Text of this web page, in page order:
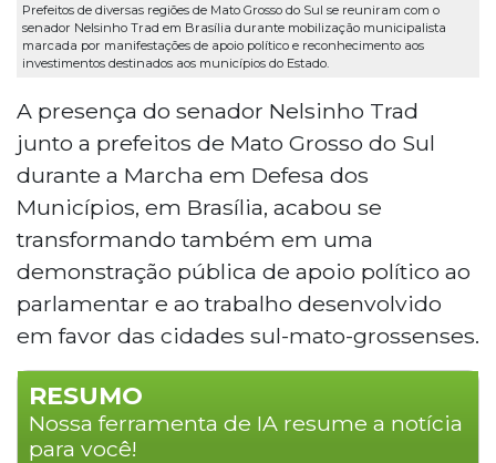
Prefeitos de diversas regiões de Mato Grosso do Sul se reuniram com o
senador Nelsinho Trad em Brasília durante mobilização municipalista
marcada por manifestações de apoio político e reconhecimento aos
investimentos destinados aos municípios do Estado.
A presença do senador Nelsinho Trad
junto a prefeitos de Mato Grosso do Sul
durante a Marcha em Defesa dos
Municípios, em Brasília, acabou se
transformando também em uma
demonstração pública de apoio político ao
parlamentar e ao trabalho desenvolvido
em favor das cidades sul-mato-grossenses.
RESUMO
Nossa ferramenta de IA resume a notícia
para você!